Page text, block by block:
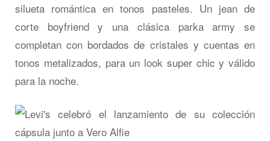
silueta romántica en tonos pasteles. Un jean de
corte boyfriend y una clásica parka army se
completan con bordados de cristales y cuentas en
tonos metalizados, para un look super chic y válido
para la noche.